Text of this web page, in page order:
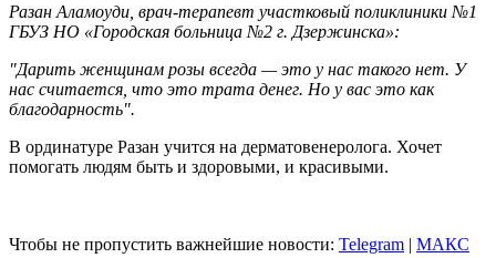
Разан Аламоуди, врач-терапевт участковый поликлиники №1
ГБУЗ НО «Городская больница №2 г. Дзержинска»:
"Дарить женщинам розы всегда — это у нас такого нет. У
нас считается, что это трата денег. Но у вас это как
благодарность".
В ординатуре Разан учится на дерматовенеролога. Хочет
помогать людям быть и здоровыми, и красивыми.
Чтобы не пропустить важнейшие новости: Telegram | MAКС